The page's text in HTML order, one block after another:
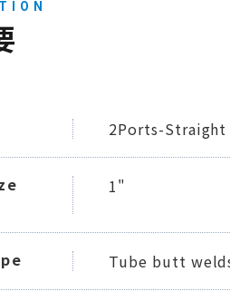
2Ports-Straight
1"
Tube butt